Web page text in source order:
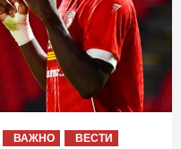
ВАЖНО
ВЕСТИ